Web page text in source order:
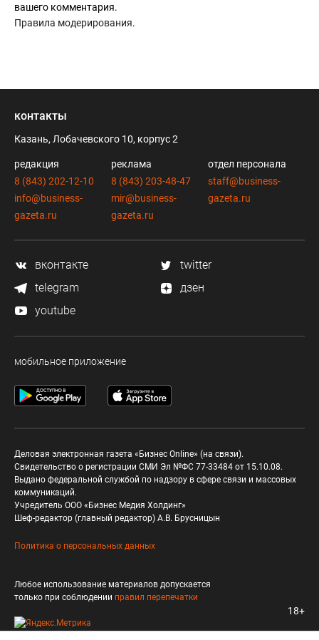
вашего комментария.
Правила модерирования.
контакты
Казань, Лобачевского 10, корпус 2
редакция
8 (843) 202-12-10
info@business-
gazeta.ru
реклама
8 (843) 203-48-47
mir@business-
gazeta.ru
отдел персонала
staff@business-
gazeta.ru
вконтакте
twitter
telegram
дзен
youtube
мобильное приложение
Деловая электронная газета «Бизнес Online» (на связи).
Свидетельство о регистрации СМИ Эл №ФС 77-33484 от 15.10.08.
Выдано федеральной службой по надзору в сфере связи и массовых
коммуникаций.
Учредитель ООО «Бизнес Медия Холдинг»
Шеф-редактор (главный редактор) А.В. Брусницын
Политика о персональных данных
Любое использование материалов допускается
только при соблюдении правил перепечатки
18+